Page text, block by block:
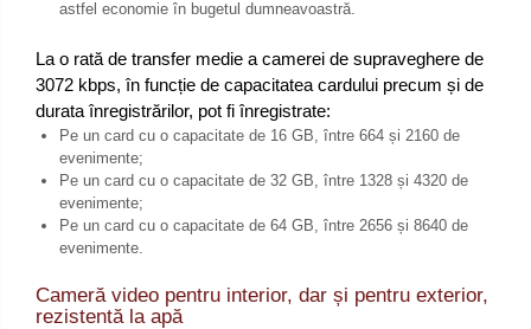
astfel economie în bugetul dumneavoastră.
La o rată de transfer medie a camerei de supraveghere de
3072 kbps, în funcție de capacitatea cardului precum și de
durata înregistrărilor, pot fi înregistrate:
Pe un card cu o capacitate de 16 GB, între 664 și 2160 de
evenimente;
Pe un card cu o capacitate de 32 GB, între 1328 și 4320 de
evenimente;
Pe un card cu o capacitate de 64 GB, între 2656 și 8640 de
evenimente.
Cameră video pentru interior, dar și pentru exterior,
rezistentă la apă